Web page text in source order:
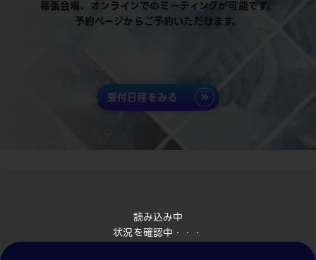
読み込み中
状況を確認中・・・
幕張会場、オンラインでのミーティングが可能です。
予約ページからご予約いただけます。
受付日程をみる